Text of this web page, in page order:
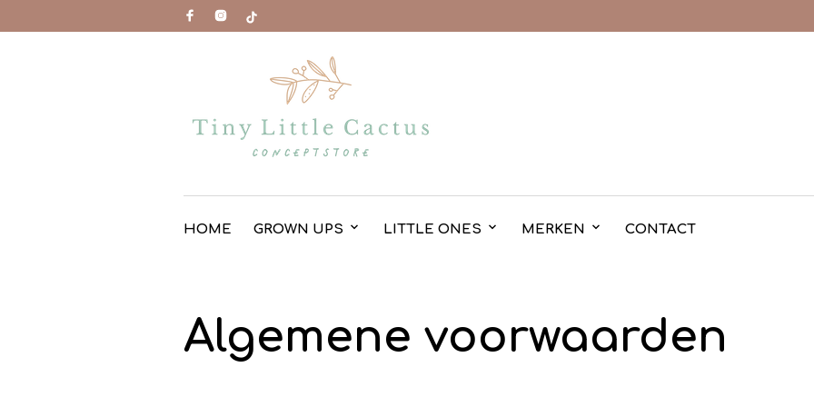
HOME GROWN UPS LITTLE ONES MERKEN CONTACT
Algemene voorwaarden